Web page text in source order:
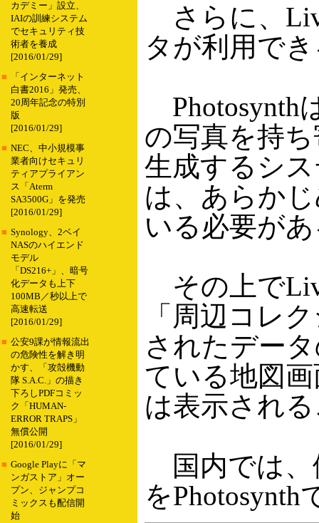
カデミー」設立、
IAIの訓練システム
でセキュリティ技
術者を養成
[2016/01/29]
■
「インターネット
白書2016」発売、
20周年記念の特別
版
[2016/01/29]
■ NEC、中小規模事
業者向けセキュリ
ティアプライアン
ス「Aterm
SA3500G」を発売
[2016/01/29]
■ Synology、2ベイ
NASのハイエンド
モデル
「DS216+」、暗号
化データも上下
100MB／秒以上で
高速転送
[2016/01/29]
■ 公安9課が情報流出
の危険性を解き明
かす、「攻殻機動
隊 S.A.C.」の描き
下ろしPDFコミッ
ク「HUMAN-
ERROR TRAPS」
無償公開
[2016/01/29]
■ Google Playに「マ
ンガストア」オー
プン、ジャンプコ
ミックスも配信開
始
さらに、
タが利用で
Photosynth
の写真を持
生成するシ
は、あらか
いる必要が
その上で
「周辺コレ
されたデー
ている地図
は表示され
国内では、
を